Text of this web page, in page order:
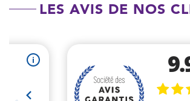
LES AVIS DE NOS